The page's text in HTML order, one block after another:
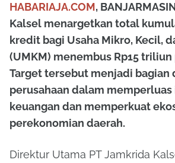
HABARIAJA.COM,
Kalsel menargetkan total
kredit bagi Usaha Mikro, Kecil,
(UMKM) menembus Rp15 triliun
Target tersebut menjadi bagian
perusahaan dalam
keuangan dan memperkuat
perekonomian daerah.
Direktur Utama PT Jamkrida